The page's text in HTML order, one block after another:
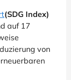
(SDG Index)
auf 17
von